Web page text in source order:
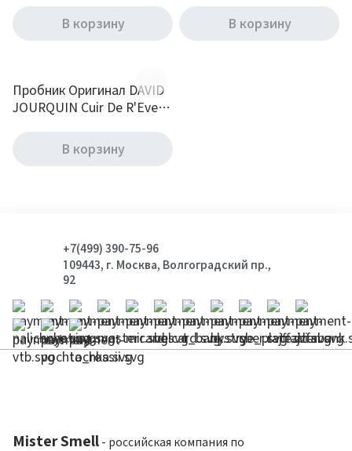
В корзину
В корзину
Пробник Оригинал DAVID
JOURQUIN Cuir De R'Eve 2
В корзину
+7(499) 390-75-96
109443, г. Москва, Волгоградский пр.,
92
Mister Smell - российская компания по